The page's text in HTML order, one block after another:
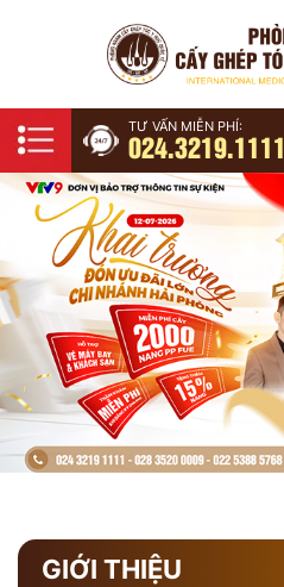
TƯ VẤN MIỄN PHÍ:
024.3219.1111
GIỚI THIỆU